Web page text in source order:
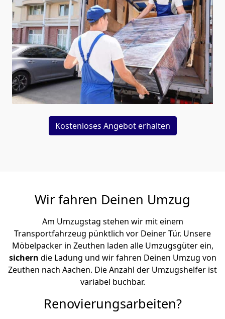
Kostenloses Angebot erhalten
Wir fahren Deinen Umzug
Am Umzugstag stehen wir mit einem
Transportfahrzeug pünktlich vor Deiner Tür. Unsere
Möbelpacker in Zeuthen laden alle Umzugsgüter ein,
sichern die Ladung und wir fahren Deinen Umzug von
Zeuthen nach Aachen. Die Anzahl der Umzugshelfer ist
variabel buchbar.
Renovierungsarbeiten?